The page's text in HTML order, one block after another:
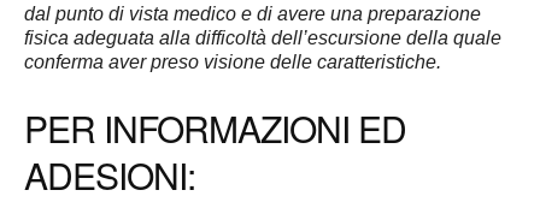
dal punto di vista medico e di avere una preparazione
fisica adeguata alla difficoltà dell’escursione della quale
conferma aver preso visione delle caratteristiche.
PER INFORMAZIONI ED
ADESIONI: